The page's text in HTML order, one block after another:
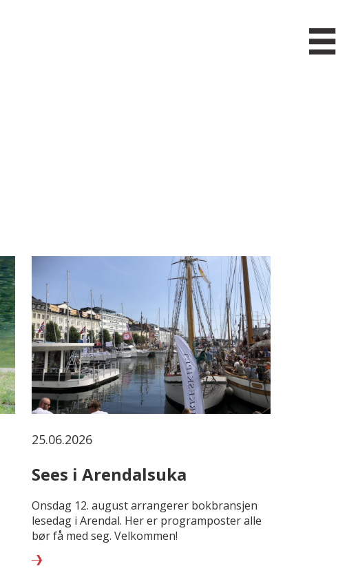
25.06.2026
Sees i Arendalsuka
Onsdag 12. august arrangerer bokbransjen
lesedag i Arendal. Her er programposter alle
bør få med seg. Velkommen!